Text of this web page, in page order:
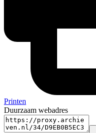
Printen
Duurzaam webadres